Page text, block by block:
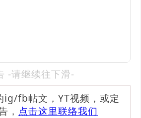
-请继续往下滑-
ig/fb帖文，YT视频，或定
， 点击这里联络我们